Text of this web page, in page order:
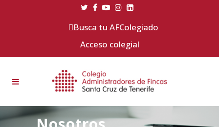
Busca tu AFColegiado
Acceso colegial